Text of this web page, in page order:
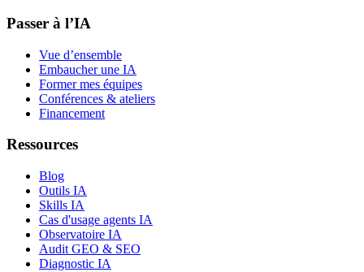
Passer à l’IA
Vue d’ensemble
Embaucher une IA
Former mes équipes
Conférences & ateliers
Financement
Ressources
Blog
Outils IA
Skills IA
Cas d'usage agents IA
Observatoire IA
Audit GEO & SEO
Diagnostic IA